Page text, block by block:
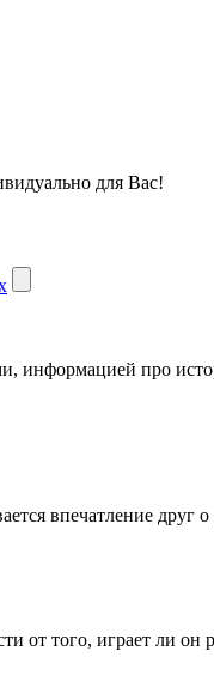
для Вас!
информацией про
впечатление друг
от того, играет ли